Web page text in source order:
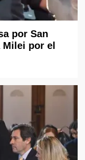
por San
por el